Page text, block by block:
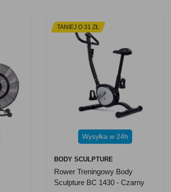
TANIEJ O 31 ZŁ
Wysyłka w 24h
BODY SCULPTURE
Rower Treningowy Body
Sculpture BC 1430 - Czarny